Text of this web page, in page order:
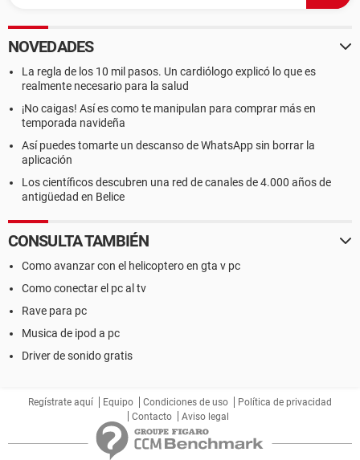
NOVEDADES
La regla de los 10 mil pasos. Un cardiólogo explicó lo que es
realmente necesario para la salud
¡No caigas! Así es como te manipulan para comprar más en
temporada navideña
Así puedes tomarte un descanso de WhatsApp sin borrar la
aplicación
Los científicos descubren una red de canales de 4.000 años de
antigüedad en Belice
CONSULTA TAMBIÉN
Como avanzar con el helicoptero en gta v pc
Como conectar el pc al tv
Rave para pc
Musica de ipod a pc
Driver de sonido gratis
Regístrate aquí Equipo Condiciones de uso
Política de privacidad
Contacto
Aviso legal